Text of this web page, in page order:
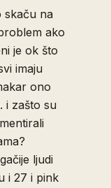
skaču na
ako
je ok što
imaju
ono
i zašto su
ljudi
i 27 i pink